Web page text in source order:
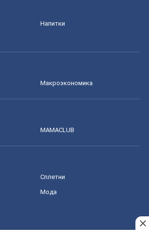
Напитки
Mакроэкономика
MAMACLUB
Сплетни
Мода